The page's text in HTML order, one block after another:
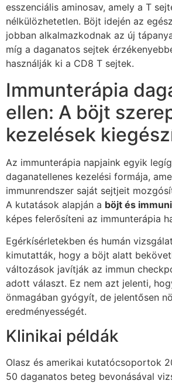
esszenciális aminosav, amely a T
nélkülözhetetlen. Böjt idején az
jobban alkalmazkodnak az új
míg a daganatos sejtek
használják ki a CD8 T sejtek.
Immunterápia
ellen: A böjt
kezelések
Az immunterápia napjaink egyik
daganatellenes kezelési formája,
immunrendszer saját sejtjeit
A kutatások alapján a böjt és
képes felerősíteni az immunterápia
Egérkísérletekben és humán
kimutatták, hogy a böjt alatt
változások javítják az immun
adott választ. Ez nem azt jelenti,
önmagában gyógyít, de jelentősen
eredményességét.
Klinikai példák
Olasz és amerikai kutatócsoportok
50 daganatos beteg bevonásával